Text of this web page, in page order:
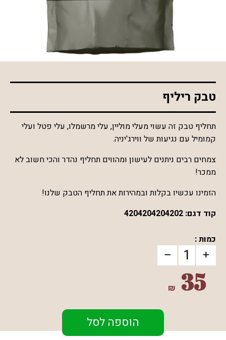
טבק ריליף
תחליף טבק זה עשוי מעלי מוליין, עלי מרשמלו, עלי פטל ועלי
קמומיל עם נגיעות של ווירג'יניה.
צמחים רבים ניתנים לעישון ומהווים תחליף נהדר והכי חשוב לא
ממכר!
הזמינו עכשיו בקלות ובמהירות את תחליף הטבק שלנו!
קוד דגם: 4204204204202
כמות :
35
₪
הוספה לסל